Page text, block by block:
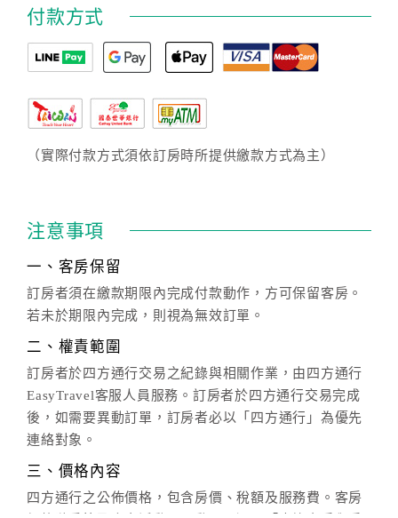
付款方式
（實際付款方式須依訂房時所提供繳款方式為主）
注意事項
一、客房保留
訂房者須在繳款期限內完成付款動作，方可保留客房。
若未於期限內完成，則視為無效訂單。
二、權責範圍
訂房者於四方通行交易之紀錄與相關作業，由四方通行
EasyTravel客服人員服務。訂房者於四方通行交易完成
後，如需要異動訂單，訂房者必以「四方通行」為優先
連絡對象。
三、價格內容
四方通行之公佈價格，包含房價、稅額及服務費。客房